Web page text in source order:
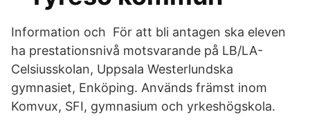
Information och För att bli antagen ska eleven
ha prestationsnivå motsvarande på LB/LA-
Celsiusskolan, Uppsala Westerlundska
gymnasiet, Enköping. Används främst inom
Komvux, SFI, gymnasium och yrkeshögskola.